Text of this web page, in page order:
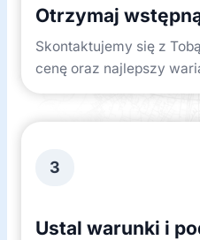
Otrzymaj
Skontaktujemy się z
cenę oraz najlepszy
3
Ustal warunki i